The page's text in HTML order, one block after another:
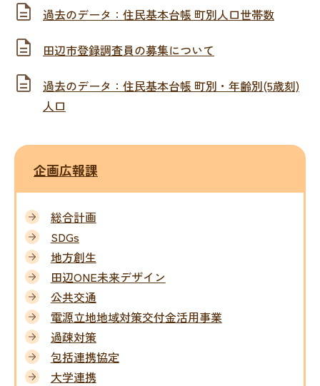
過去のデータ：住民基本台帳 町別人口世帯数
田辺市登録調査員の募集について
過去のデータ：住民基本台帳 町別・年齢別(5歳刻)
人口
企画広報課
総合計画
SDGs
地方創生
田辺ONE未来デザイン
公共交通
電源立地地域対策交付金活用事業
過疎対策
包括連携協定
大学連携